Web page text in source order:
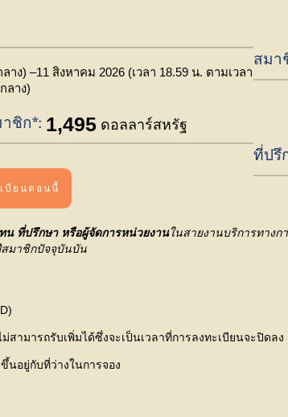
าง) –11 สิงหาคม 2026 (เวลา 18.59 น. ตามเวลา
กลาง)
ชิก*: 1,495 ดอลลาร์สหรัฐ
บียนตอนนี้
สมา
ที่ปรึ
น ที่ปรึกษา หรือผู้จัดการหน่วยงานในสายงานบริการทางก
สมาชิกปัจจุบันบัน
สามารถรับเพิ่มได้ซึ่งจะเป็นเวลาที่การลงทะเบียนจะปิดลง
นอยู่กับที่ว่างในการจอง